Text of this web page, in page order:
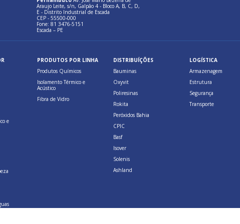
Araujo Leite, s/n, Galpão 4 - Bloco A, B, C, D,
E - Distrito Industrial de Escada
CEP - 55500-000
Fone: 81 3476-5151
Escada – PE
e
PRODUTOS POR LINHA
Produtos Químicos
Isolamento Térmico e
Acústico
Fibra de Vidro
DISTRIBUÍÇÕES
Bauminas
Oxyvit
Poliresinas
Rokita
Peróxidos Bahia
CPIC
Basf
Isover
Solenis
Ashland
LOGÍSTICA
Armazenagem
Estrutura
Segurança
Transporte